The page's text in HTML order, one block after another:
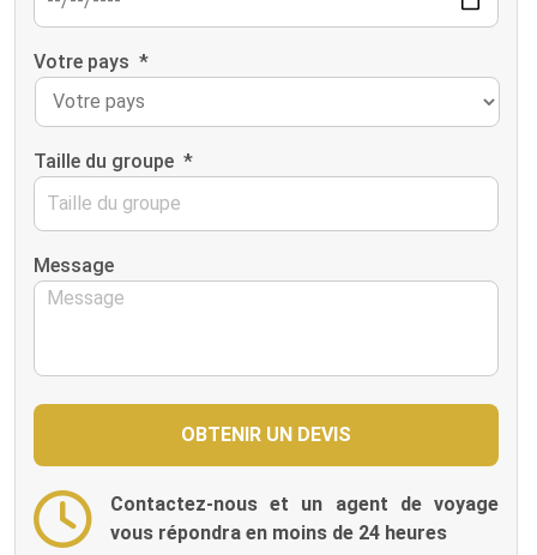
Votre pays *
Taille du groupe *
Message
Contactez-nous et un agent de voyage
vous répondra en moins de 24 heures